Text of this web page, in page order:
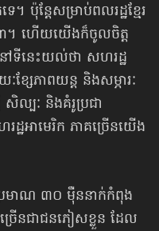
ប៉ុន្តែសម្រាប់​ពលរដ្ឋ​ខ្មែរ
។ ហើយយើងក៏ចូលចិត្ត
ៅទីនេះ​យល់ថា សហរដ្ឋ​
ខ្សែភាពយន្ត និងសម្ភារៈ
សិល្បៈ និងគំរូ​ប្រជា
ឋអាមេរិក ភាគច្រើនយើង
ប្រមាណ ៣០ ម៉ឺននាក់កំពុង
រើន​ជាជន​ភៀស​ខ្លួន ដែល